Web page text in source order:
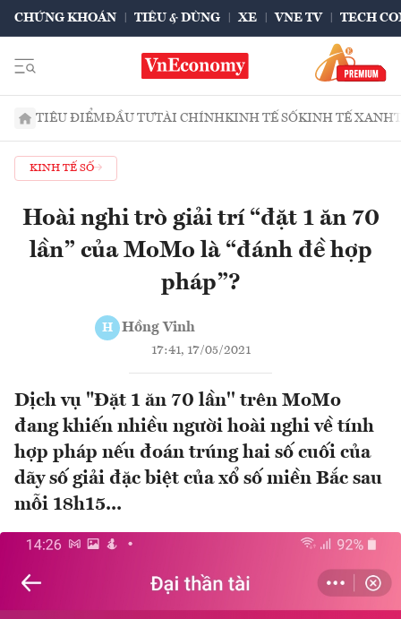
CHỨNG KHOÁN TIÊU & DÙNG XE VNE TV TECH
TIÊU ĐIỂMĐẦU TƯTÀI CHÍNHKINH TẾ SỐKINH TẾ XANH
KINH TẾ SỐ
Hoài nghi trò giải trí “đặt 1 ăn 70
lần” của MoMo là “đánh đề hợp
pháp”?
H Hồng Vinh
17:41, 17/05/2021
Dịch vụ "Đặt 1 ăn 70 lần'' trên MoMo
đang khiến nhiều người hoài nghi về tính
hợp pháp nếu đoán trúng hai số cuối của
dãy số giải đặc biệt của xổ số miền Bắc sau
mỗi 18h15...